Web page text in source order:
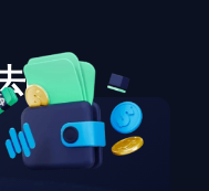
哪里